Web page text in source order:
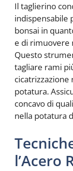
Il taglierino
indispensabile
bonsai in
e di rimuovere
Questo
tagliare rami
cicatrizzazione
potatura.
concavo di
nella potatura
l’Acero